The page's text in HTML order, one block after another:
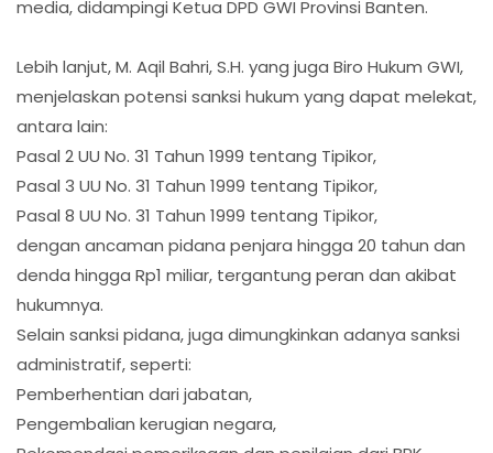
media, didampingi Ketua DPD GWI Provinsi Banten.
Lebih lanjut, M. Aqil Bahri, S.H. yang juga Biro Hukum GWI,
menjelaskan potensi sanksi hukum yang dapat melekat,
antara lain:
Pasal 2 UU No. 31 Tahun 1999 tentang Tipikor,
Pasal 3 UU No. 31 Tahun 1999 tentang Tipikor,
Pasal 8 UU No. 31 Tahun 1999 tentang Tipikor,
dengan ancaman pidana penjara hingga 20 tahun dan
denda hingga Rp1 miliar, tergantung peran dan akibat
hukumnya.
Selain sanksi pidana, juga dimungkinkan adanya sanksi
administratif, seperti:
Pemberhentian dari jabatan,
Pengembalian kerugian negara,